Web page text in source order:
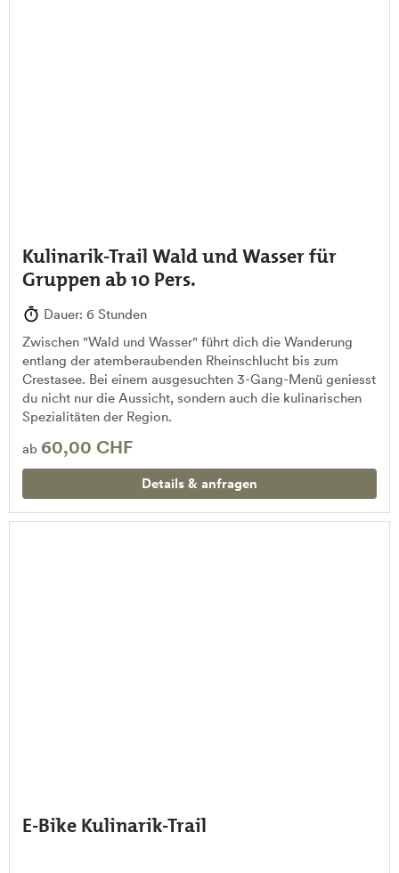
Kulinarik-Trail Wald und Wasser für
Gruppen ab 10 Pers.
Dauer: 6 Stunden
Zwischen "Wald und Wasser" führt dich die Wanderung
entlang der atemberaubenden Rheinschlucht bis zum
Crestasee. Bei einem ausgesuchten 3-Gang-Menü geniesst
du nicht nur die Aussicht, sondern auch die kulinarischen
Spezialitäten der Region.
ab 60,00 CHF
Details & anfragen
E-Bike Kulinarik-Trail